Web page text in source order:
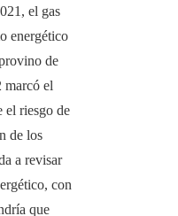
el gas
energético
de
marcó el
el riesgo de
de los
a revisar
con
que